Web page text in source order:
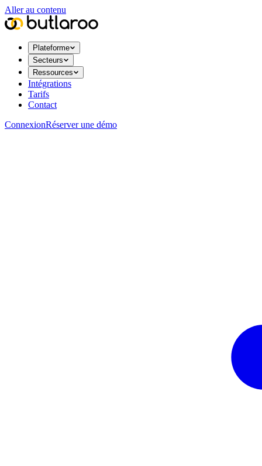
Aller au contenu
Plateforme
Secteurs
Ressources
Intégrations
Tarifs
Contact
ConnexionRéserver une démo